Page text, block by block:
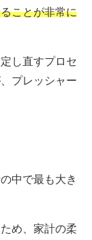
ことが非常に
し直すプロセ
プレッシャー
中で最も大き
め、家計の柔